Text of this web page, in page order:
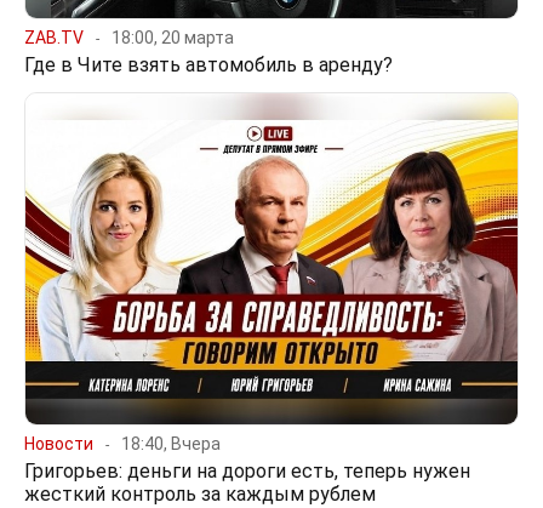
ZAB.TV 18:00, 20 марта
Где в Чите взять автомобиль в аренду?
Новости 18:40, Вчера
Григорьев: деньги на дороги есть, теперь нужен
жесткий контроль за каждым рублем